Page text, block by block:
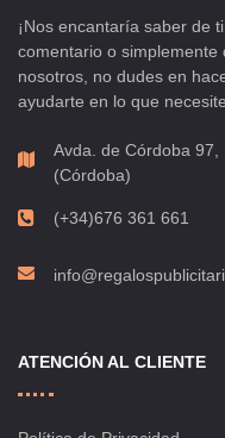
¡Nos encantaría saber de
comentario o
nosotros, no dudes en
ayudarte en lo que
Avda. de Córdoba
(Córdoba)
(+34)676 361 661
ATENCIÓN AL CLIENTE